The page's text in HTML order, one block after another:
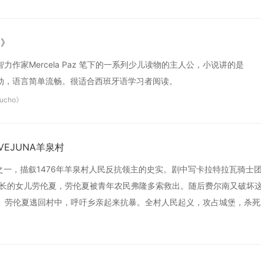
作家Mercela Paz 笔下的一系列少儿读物的主人公，小说讲的是
语言简单流畅。很适合西班牙语学习者阅读。
》
羊泉村
，描叙1476年羊泉村人民反抗领主的史实。剧中写卡拉特拉瓦骑士
的女儿劳伦夏，劳伦夏被青年农民弗隆多索救出。随后费尔南又破坏
伦夏逃回村中，呼吁乡亲起来抗暴。全村人民起义，攻占城堡，杀死
自己管辖。